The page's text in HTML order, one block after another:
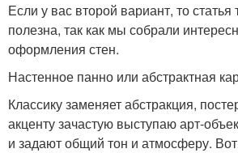
Если у вас второй вариант, то статья
полезна, так как мы собрали
оформления стен.
Настенное панно или абстрактная
Классику заменяет абстракция,
акценту зачастую выступаю арт-
и задают общий тон и атмосферу.